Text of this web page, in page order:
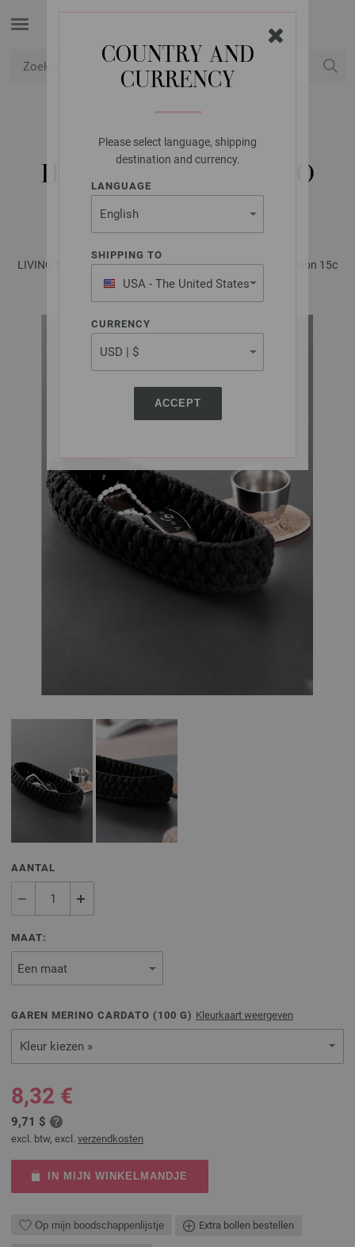
COUNTRY AND
CURRENCY
Please select language, shipping
destination and currency.
LANGUAGE
SHIPPING TO
USA - The United States
of America
CURRENCY
ACCEPT
FILATI STUDIO
HAAKMANDJE MERINO
CARDATO
LIVING No. 1 - Tijdschrift (DE) + Beschrijvingen (NL) | Patroon 15c
AANTAL
MAAT:
GAREN MERINO CARDATO ( 100 G) Kleurkaart weergeven
Kleur kiezen »
8,32 €
9,71 $
excl. btw, excl. verzendkosten
IN MIJN WINKELMANDJE
Op mijn boodschappenlijstje Extra bollen bestellen